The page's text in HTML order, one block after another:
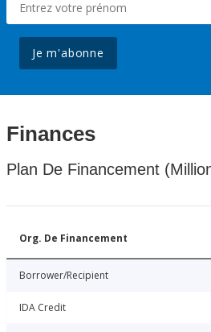
Je m'abonne
Finances
Plan De Financement
Org. De Financement
Borrower/Recipient
IDA Credit